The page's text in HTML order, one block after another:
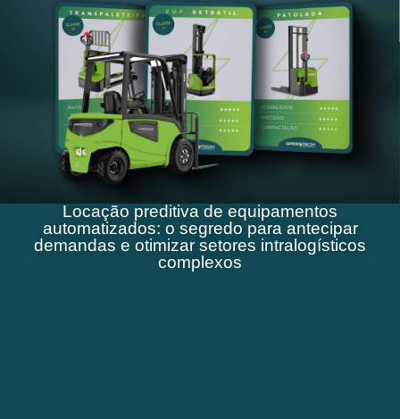
Locação preditiva de equipamentos
automatizados: o segredo para antecipar
demandas e otimizar setores intralogísticos
complexos